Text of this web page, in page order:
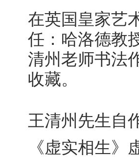
在英国皇家艺
任：哈洛德教
清州老师书法
收藏。
王清州先生自
《虚实相生》